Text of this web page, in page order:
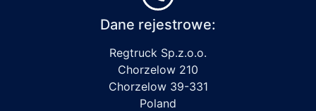
Dane rejestrowe:
Regtruck Sp.z.o.o.
Chorzelow 210
Chorzelow 39-331
Poland